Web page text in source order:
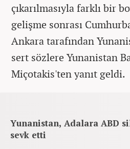
çıkarılmasıyla farklı bir
gelişme sonrası
Ankara tarafından
sert sözlere Yunanistan
Miçotakis'ten yanıt geldi.
Yunanistan, Adalara ABD
sevk etti